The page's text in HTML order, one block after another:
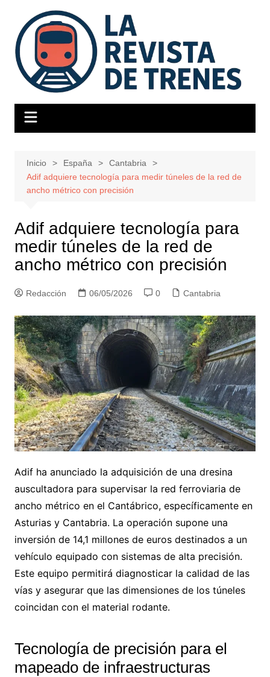
contenido
Inicio España
Cantabria
Adif adquiere tecnología para medir túneles de la red de
ancho métrico con precisión
Adif adquiere tecnología para
medir túneles de la red de
ancho métrico con precisión
Redacción 06/05/2026 0 Cantabria
Adif ha anunciado la adquisición de una dresina
auscultadora para supervisar la red ferroviaria de
ancho métrico en el Cantábrico, específicamente en
Asturias y Cantabria. La operación supone una
inversión de 14,1 millones de euros destinados a un
vehículo equipado con sistemas de alta precisión.
Este equipo permitirá diagnosticar la calidad de las
vías y asegurar que las dimensiones de los túneles
coincidan con el material rodante.
Tecnología de precisión para el
mapeado de infraestructuras